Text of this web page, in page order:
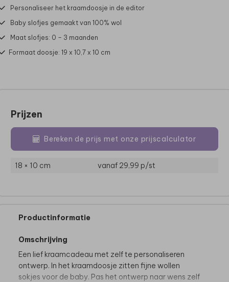
Personaliseer het kraamdoosje in de editor
Baby slofjes gemaakt van 100% wol
Maat slofjes: 0 – 3 maanden
Formaat doosje: 19 x 10,7 x 10 cm
Prijzen
Bereken de prijs met onze prijscalculator
18 × 10 cm vanaf 29,99 p/st
Productinformatie
Omschrijving
Een lief kraamcadeau met zelf te personaliseren
ontwerp. In het kraamdoosje zitten fijne wollen
sokjes voor de baby. Pas het ontwerp naar wens zelf